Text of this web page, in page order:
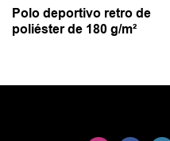
Polo deportivo retro de
poliéster de 180 g/m²